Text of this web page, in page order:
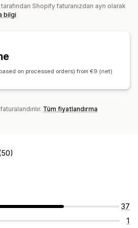
öğeleri Alanlar
Fatura numarası
Ardışık numaralandırma
Shopify faturanızdan ayrı olarak
bilgi
on processed orders) from €9 (net)
Tüm fiyatlandırma
37
1